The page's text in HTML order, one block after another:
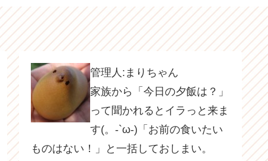
管理人:まりちゃん
家族から「今日の夕飯は？」
って聞かれるとイラっと来ま
す(。-`ω-)「お前の食いたい
ものはない！」と一括しておしまい。